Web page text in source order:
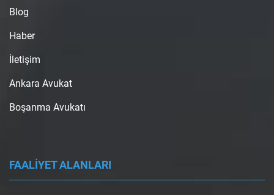
Blog
Haber
İletişim
Ankara Avukat
Boşanma Avukatı
FAALİYET ALANLARI